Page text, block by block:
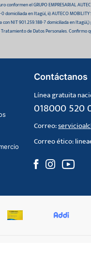
el GRUPO EMPRESARIAL
domiciliada en Itagüí, ii) AUTECO
con NIT 901.259.188-7 domiciliada en
de Datos Personales. Confirmo
Contáctanos
Línea gratuita
018000 520
Correo:
Correo ético: